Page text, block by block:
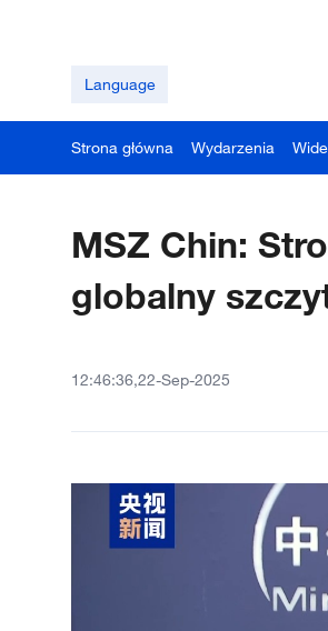
Language
Strona główna Wydarzenia
MSZ Chin:
globalny
12:46:36,22-Sep-2025